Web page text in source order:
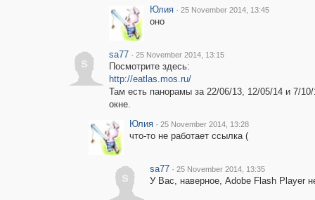
Юлия · 25 November 2014, 13:45
оно
s
sa77 · 25 November 2014, 13:15
Посмотрите здесь:
http://eatlas.mos.ru/
Там есть панорамы за 22/06/13, 12/05/14 и 7/
окне.
Юлия · 25 November 2014, 13:28
что-то не работает ссылка (
s
sa77 · 25 November 2014, 13:35
У Вас, наверное, Adobe Flash Player